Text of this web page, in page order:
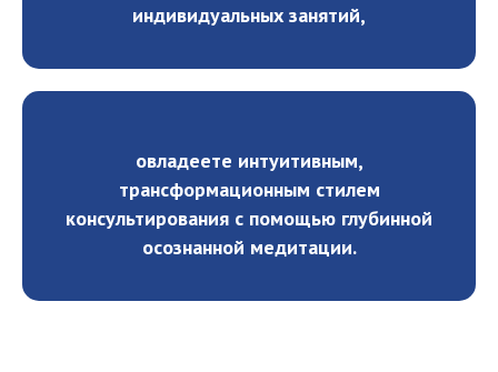
индивидуальных занятий,
овладеете интуитивным,
трансформационным стилем
консультирования с помощью глубинной
осознанной медитации.